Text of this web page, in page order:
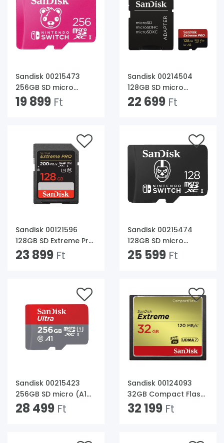
Sandisk 00215473
256GB SD micro
Nintendo Switch
19 899 Ft
Sandisk 00214504
128GB SD micro
Extreme Pro (SDXC
22 699 Ft
Sandisk 00121596
128GB SD Extreme Pro
(SDXC Class 10 UHS-I
23 899 Ft
Sandisk 00215474
128GB SD micro
Nintendo Switch
25 599 Ft
Sandisk 00215423
256GB SD micro (A1
Class 10 UHS-I) Ultra
28 499 Ft
Sandisk 00124093
32GB Compact Flash
Extreme
32 199 Ft